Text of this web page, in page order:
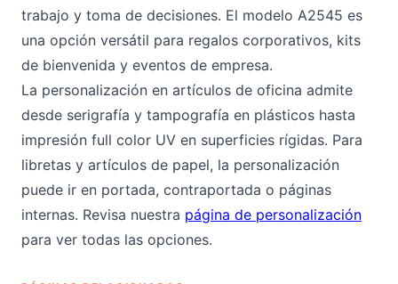
trabajo y toma de decisiones. El modelo A2545 es
una opción versátil para regalos corporativos, kits
de bienvenida y eventos de empresa.
La personalización en artículos de oficina admite
desde serigrafía y tampografía en plásticos hasta
impresión full color UV en superficies rígidas. Para
libretas y artículos de papel, la personalización
puede ir en portada, contraportada o páginas
internas. Revisa nuestra página de personalización
para ver todas las opciones.